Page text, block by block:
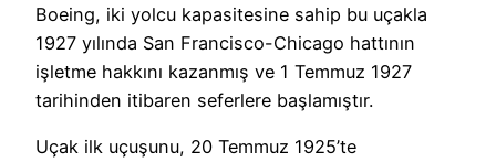
Boeing, iki yolcu kapasitesine sahip bu uçakla
1927 yılında San Francisco-Chicago hattının
işletme hakkını kazanmış ve 1 Temmuz 1927
tarihinden itibaren seferlere başlamıştır.
Uçak ilk uçuşunu, 20 Temmuz 1925’te